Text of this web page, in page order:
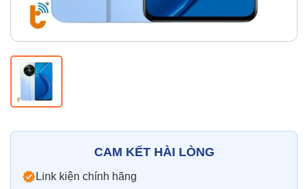
Vỏ Samsung Vỏ Xiaomi Vỏ Oppo
CAM KẾT HÀI LÒNG
Link kiện chính hãng